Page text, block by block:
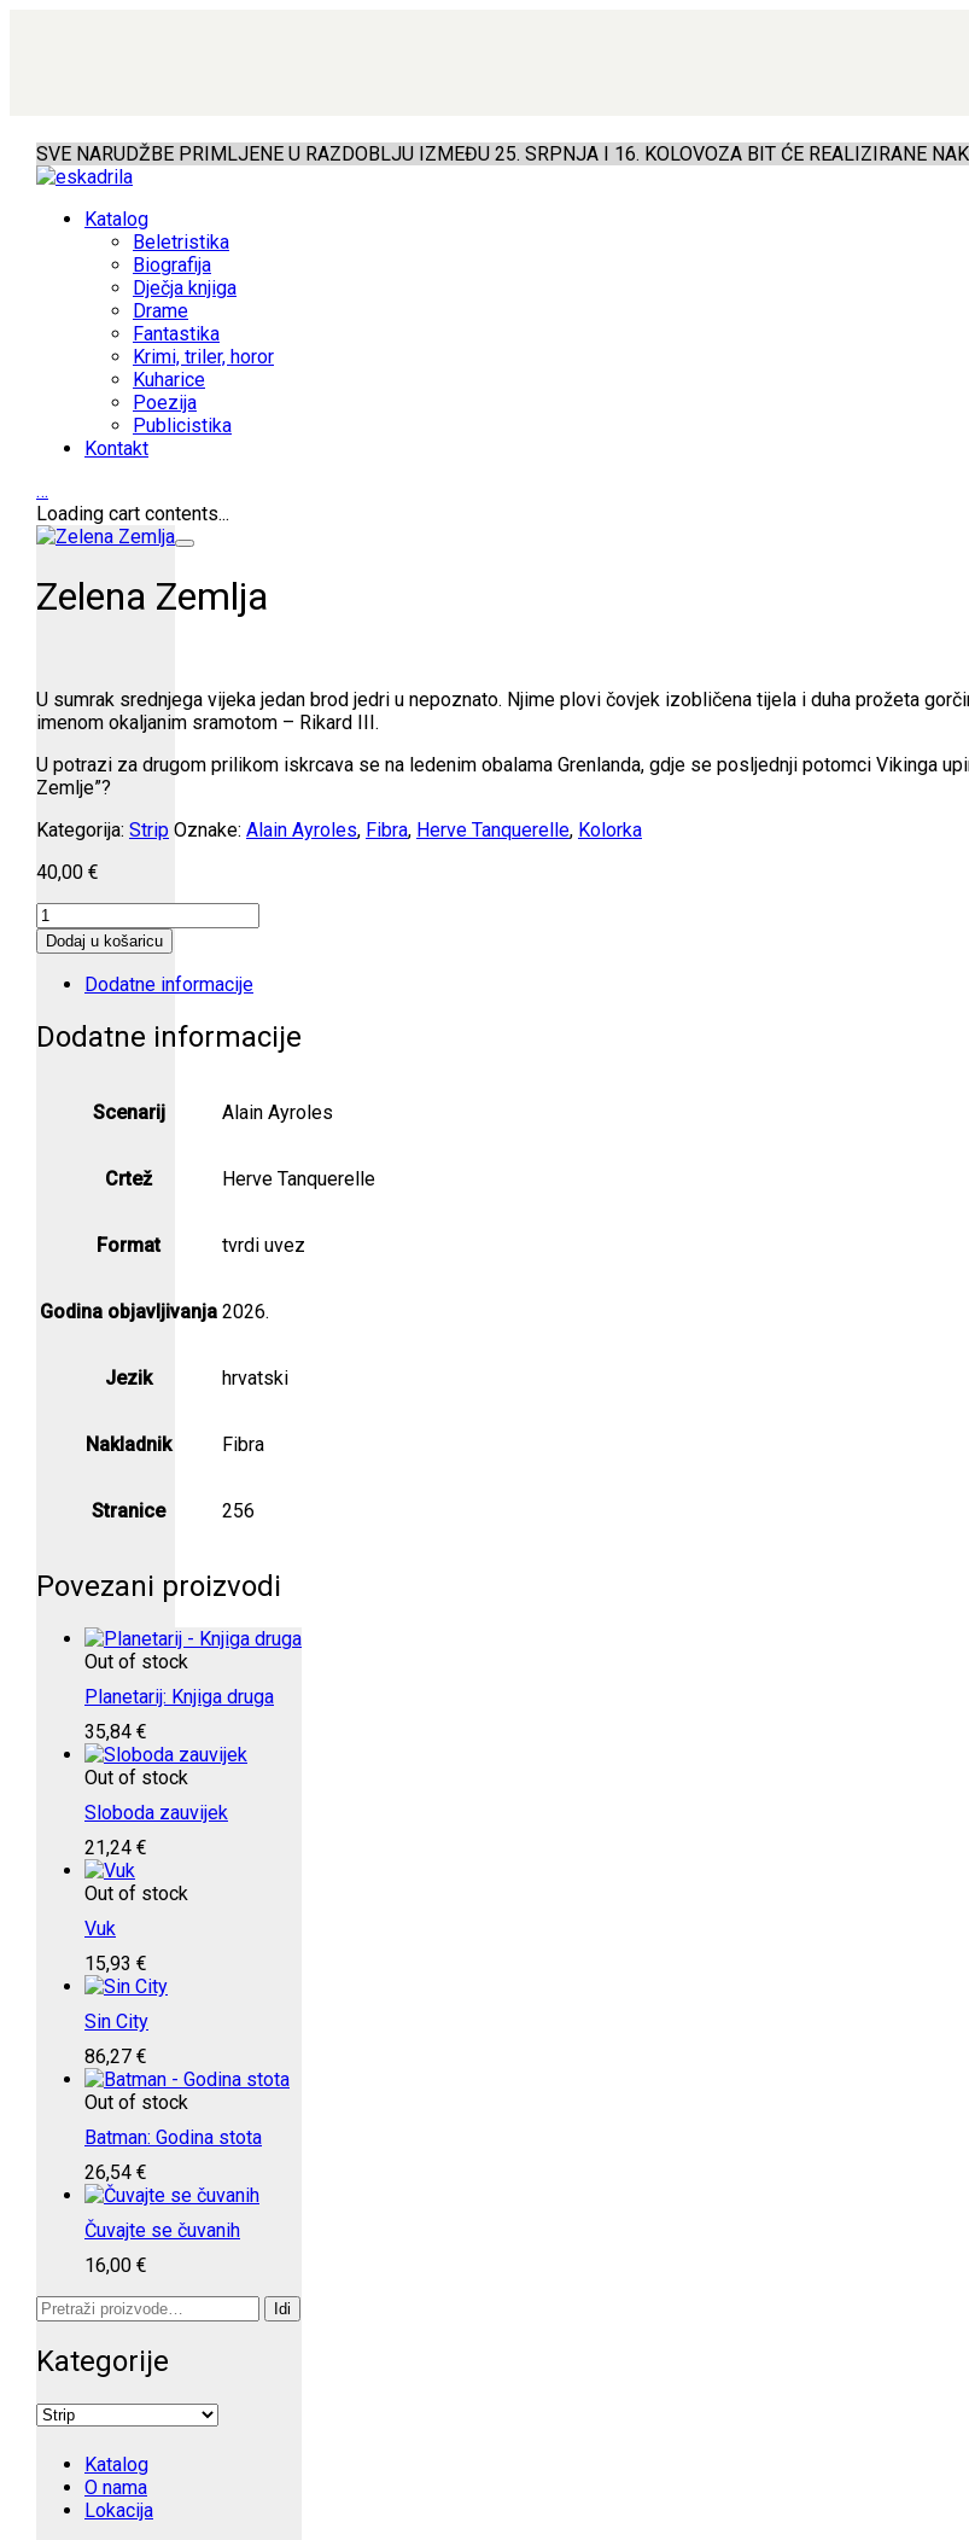
SVE NARUDŽBE PRIMLJENE U RAZDOBLJU IZMEĐU 25. SRPNJA I 16. KOLOVOZA BIT ĆE REALIZIRANE
Katalog
Beletristika
Biografija
Dječja knjiga
Drame
Fantastika
Krimi, triler, horor
Kuharice
Poezija
Publicistika
Kontakt
…
Loading cart contents...
Zelena Zemlja
U sumrak srednjega vijeka jedan brod jedri u nepoznato. Njime plovi čovjek izobličena tijela i duha prožeta
imenom okaljanim sramotom – Rikard III.
U potrazi za drugom prilikom iskrcava se na ledenim obalama Grenlanda, gdje se posljednji potomci Vikinga
Zemlje”?
Kategorija: Strip Oznake: Alain Ayroles, Fibra, Herve Tanquerelle, Kolorka
40,00 €
Zelena
Zemlja
količina
Dodaj u košaricu
Dodatne informacije
Dodatne informacije
Scenarij Alain Ayroles
Crtež Herve Tanquerelle
Format tvrdi uvez
Godina objavljivanja 2026.
Jezik hrvatski
Nakladnik Fibra
Stranice 256
Povezani proizvodi
Out of stock
Planetarij: Knjiga druga
35,84 €
Out of stock
Sloboda zauvijek
21,24 €
Out of stock
Vuk
15,93 €
Sin City
86,27 €
Out of stock
Batman: Godina stota
26,54 €
Čuvajte se čuvanih
16,00 €
Pretraži:
Idi
Kategorije
Katalog
O nama
Lokacija